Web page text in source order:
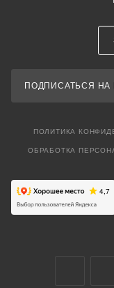
ПОДПИСАТЬСЯ НА
ПОЛИТИКА
ОБРАБОТКА